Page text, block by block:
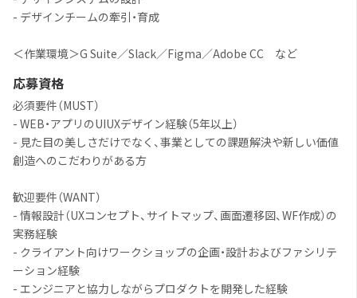
- デザインチームの牽引・育成
＜作業環境＞G Suite／Slack／Figma／Adobe CC など
応募資格
必須要件（MUST）
- WEB・アプリのUIUXデザイン経験（5年以上）
- 見た目の美しさだけでなく、事業としての課題解決や新しい価値
創造へのこだわりがある方
歓迎要件（WANT）
- 情報設計（UXコンセプト、サイトマップ、画面遷移図、WF作成）の
実務経験
- クライアント向けワークショップの企画・設計およびファシリテ
ーション経験
- エンジニアと協力しながらプロダクトを開発した経験